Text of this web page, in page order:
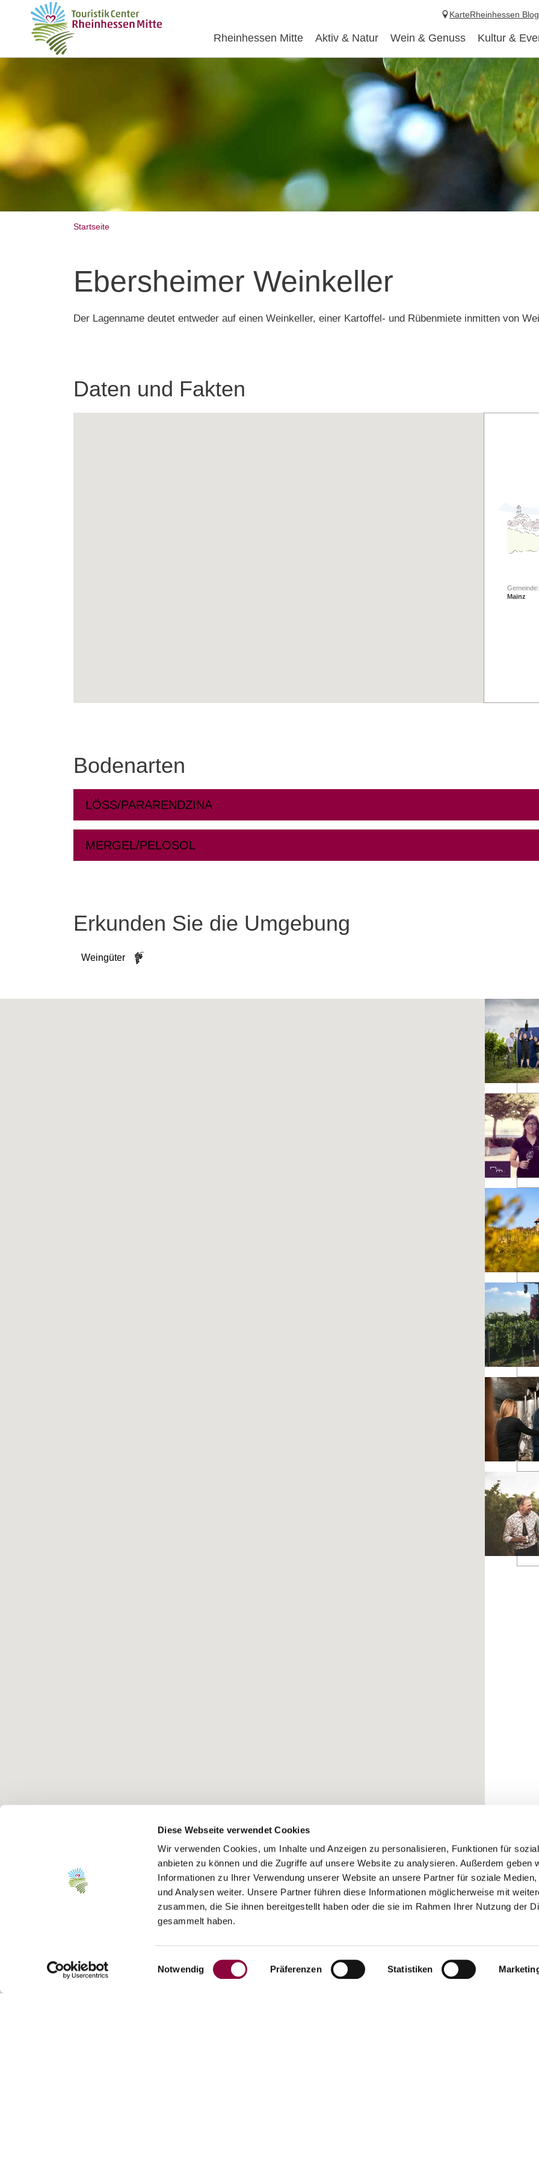
Diese Webseite verwendet Cookies
Wir verwenden Cookies, um Inhalte und Anzeigen zu personalisieren, Funktionen für
anbieten zu können und die Zugriffe auf unsere Website zu analysieren. Außerdem geben
Informationen zu Ihrer Verwendung unserer Website an unsere Partner für soziale Medien,
und Analysen weiter. Unsere Partner führen diese Informationen möglicherweise mit
zusammen, die Sie ihnen bereitgestellt haben oder die sie im Rahmen Ihrer Nutzung der
gesammelt haben.
Einwilligungsauswahl
Notwendig Präferenzen Statistiken
Rheinhessen Mitte Aktiv & Natur Wein & Genuss Kultur &
KarteRheinhessen Blog
Startseite
Ebersheimer Weinkeller
Der Lagenname deutet entweder auf einen Weinkeller, einer Kartoffel- und Rübenmiete inmitten von
Daten und Fakten
Gemeinde:
Mainz
Bodenarten
LÖSS/PARARENDZINA
MERGEL/PELOSOL
Erkunden Sie die Umgebung
Weingüter